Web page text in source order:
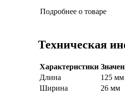
Подробнее о товаре
Техническая
Характеристики
Длина
125 мм
Ширина
26 мм